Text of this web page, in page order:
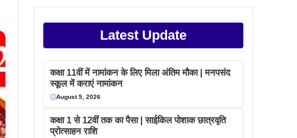
Latest Update
कक्षा 11वीं में नामांकन के लिए मिला अंतिम मौका | मनपसंद
स्कूल में कराएं नामांकन
August 5, 2026
कक्षा 1 से 12वीं तक का पैसा | साईकिल पोशाक छात्रवृति
प्रोत्साहन राशि